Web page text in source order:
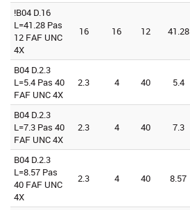
!B04 D.16
L=41.28 Pas
12 FAF UNC
4X
16 16 12 41.28
B04 D.2.3
L=5.4 Pas 40
FAF UNC 4X
2.3 4 40 5.4
B04 D.2.3
L=7.3 Pas 40
FAF UNC 4X
2.3 4 40 7.3
B04 D.2.3
L=8.57 Pas
40 FAF UNC
4X
2.3 4 40 8.57